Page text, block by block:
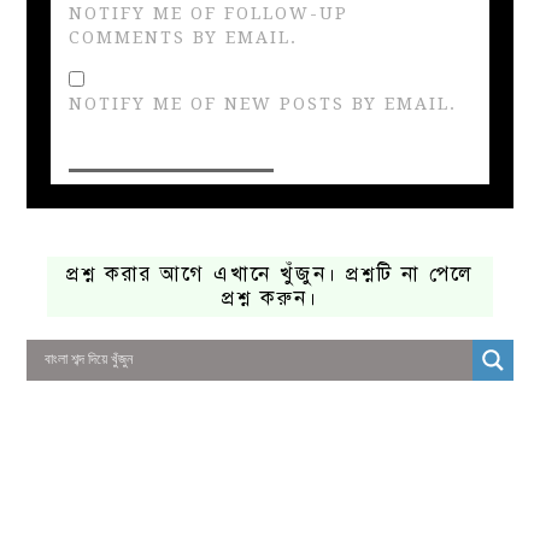
NOTIFY ME OF FOLLOW-UP
COMMENTS BY EMAIL.
NOTIFY ME OF NEW POSTS BY EMAIL.
প্রশ্ন করার আগে এখানে খুঁজুন। প্রশ্নটি না পেলে
প্রশ্ন করুন।